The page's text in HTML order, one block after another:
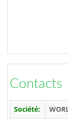
Contacts
Société: